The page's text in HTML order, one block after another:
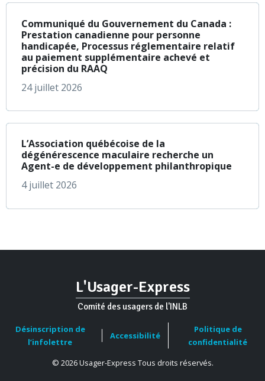
Communiqué du Gouvernement du Canada :
Prestation canadienne pour personne
handicapée, Processus réglementaire relatif
au paiement supplémentaire achevé et
précision du RAAQ
24 juillet 2026
En savoir plusà propos de
L’Association québécoise de la
dégénérescence maculaire recherche un
Agent-e de développement philanthropique
4 juillet 2026
En savoir plusà propos de
L'Usager-Express
Comité des usagers de l'INLB
Désinscription de
l’infolettre
Accessibilité
Politique de
confidentialité
© 2026 Usager-Express Tous droits réservés.